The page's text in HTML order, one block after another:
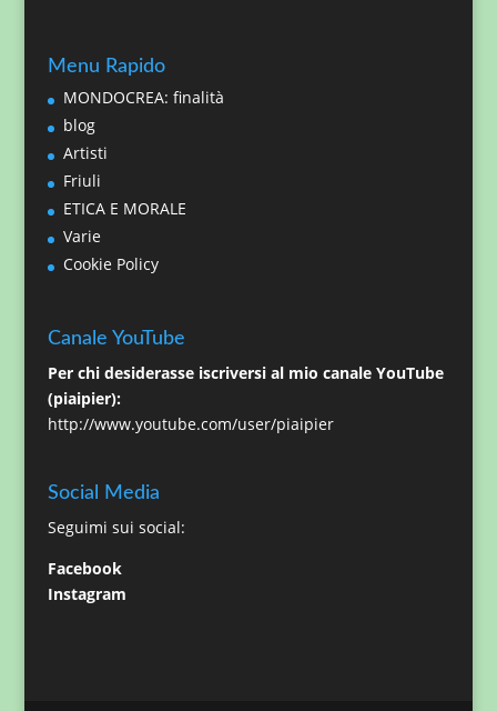
Menu Rapido
MONDOCREA: finalità
blog
Artisti
Friuli
ETICA E MORALE
Varie
Cookie Policy
Canale YouTube
Per chi desiderasse iscriversi al mio canale YouTube
(piaipier):
http://www.youtube.com/user/piaipier
Social Media
Seguimi sui social:
Facebook
Instagram